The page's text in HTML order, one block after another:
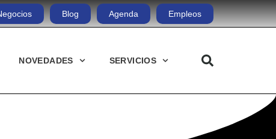
Blog Agenda Empleos
NOVEDADES SERVICIOS